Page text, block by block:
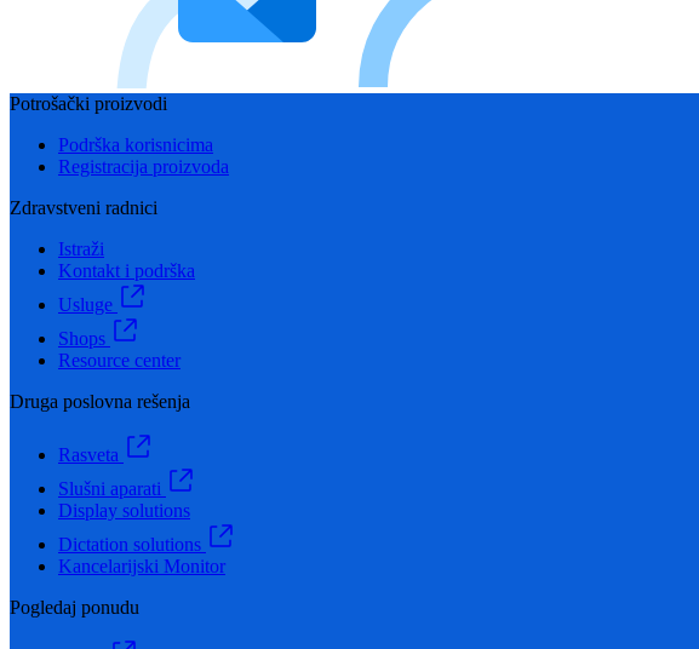
Potrošački proizvodi
Podrška korisnicima
Registracija proizvoda
Zdravstveni radnici
Istraži
Kontakt i podrška
Usluge
Shops
Resource center
Druga poslovna rešenja
Rasveta
Slušni aparati
Display solutions
Dictation solutions
Kancelarijski Monitor
Pogledaj ponudu